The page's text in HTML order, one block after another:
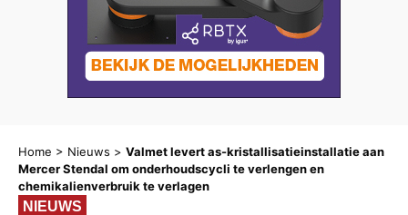
Home > Nieuws > Valmet levert as-kristallisatieinstallatie aan
Mercer Stendal om onderhoudscycli te verlengen en
chemikalienverbruik te verlagen
NIEUWS